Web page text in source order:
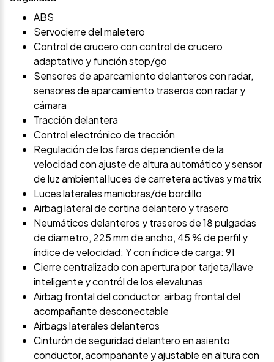
ABS
Servocierre del maletero
Control de crucero con control de crucero
adaptativo y función stop/go
Sensores de aparcamiento delanteros con radar,
sensores de aparcamiento traseros con radar y
cámara
Tracción delantera
Control electrónico de tracción
Regulación de los faros dependiente de la
velocidad con ajuste de altura automático y sensor
de luz ambiental luces de carretera activas y matrix
Luces laterales maniobras/de bordillo
Airbag lateral de cortina delantero y trasero
Neumáticos delanteros y traseros de 18 pulgadas
de diametro, 225 mm de ancho, 45 % de perfil y
índice de velocidad: Y con índice de carga: 91
Cierre centralizado con apertura por tarjeta/llave
inteligente y contról de los elevalunas
Airbag frontal del conductor, airbag frontal del
acompañante desconectable
Airbags laterales delanteros
Cinturón de seguridad delantero en asiento
conductor, acompañante y ajustable en altura con